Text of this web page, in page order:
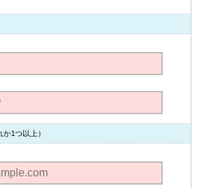
か1つ以上）